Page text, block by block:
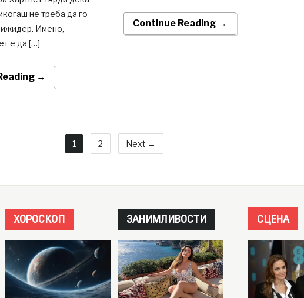
не треба да го
Имено,
е да […]
→
Continue Reading →
1 2 Next →
ХОРОСКОП ЗАНИМЛИВОСТИ СЦЕНА